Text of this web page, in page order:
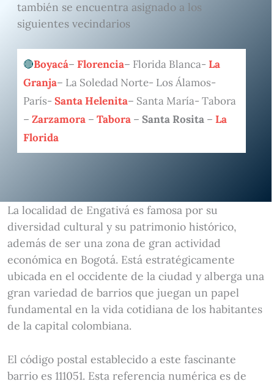
también se encuentra asignado a los
siguientes vecindarios
Boyacá– Florencia– Florida Blanca- La
Granja– La Soledad Norte- Los Álamos-
París- Santa Helenita– Santa María- Tabora
– Zarzamora– Tabora– Santa Rosita– La
Florida
La localidad de Engativá es famosa por su
diversidad cultural y su patrimonio histórico,
además de ser una zona de gran actividad
económica en Bogotá. Está estratégicamente
ubicada en el occidente de la ciudad y alberga una
gran variedad de barrios que juegan un papel
fundamental en la vida cotidiana de los habitantes
de la capital colombiana.
El código postal establecido a este fascinante
barrio es 111051. Esta referencia numérica es de